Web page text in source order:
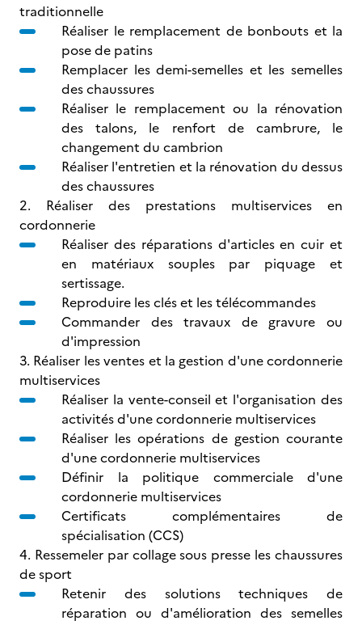
traditionnelle
Réaliser le remplacement de bonbouts et la
pose de patins
Remplacer les demi-semelles et les semelles
des chaussures
Réaliser le remplacement ou la rénovation
des talons, le renfort de cambrure, le
changement du cambrion
Réaliser l'entretien et la rénovation du dessus
des chaussures
2. Réaliser des prestations multiservices en
cordonnerie
Réaliser des réparations d'articles en cuir et
en matériaux souples par piquage et
sertissage.
Reproduire les clés et les télécommandes
Commander des travaux de gravure ou
d'impression
3. Réaliser les ventes et la gestion d'une cordonnerie
multiservices
Réaliser la vente-conseil et l'organisation des
activités d'une cordonnerie multiservices
Réaliser les opérations de gestion courante
d'une cordonnerie multiservices
Définir la politique commerciale d'une
cordonnerie multiservices
Certificats complémentaires de
spécialisation (CCS)
4. Ressemeler par collage sous presse les chaussures
de sport
Retenir des solutions techniques de
réparation ou d'amélioration des semelles